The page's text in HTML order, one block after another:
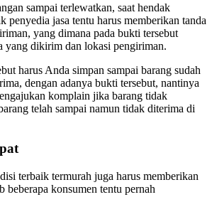
sampai terlewatkan, saat hendak
penyedia jasa tentu harus memberikan tanda
yang dimana pada bukti tersebut
yang dikirim dan lokasi pengiriman.
harus Anda simpan sampai barang sudah
dengan adanya bukti tersebut, nantinya
komplain jika barang tidak
telah sampai namun tidak diterima di
terbaik termurah juga harus memberikan
beberapa konsumen tentu pernah